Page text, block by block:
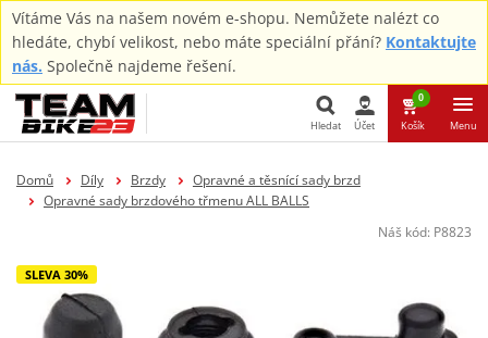
Vítáme Vás na našem novém e-shopu. Nemůžete nalézt co
hledáte, chybí velikost, nebo máte speciální přání? Kontaktujte
nás. Společně najdeme řešení.
Hledat Účet
0
Košík Menu
Domů Díly Brzdy
Opravné a těsnící sady brzd
Opravné sady brzdového třmenu ALL BALLS
Náš kód: P8823
SLEVA 30%